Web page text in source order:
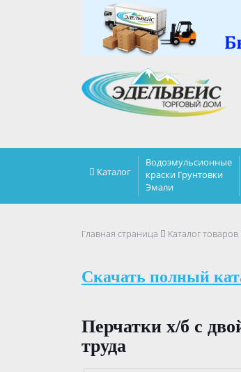
Каталог
Водоэмульсионные
краски Грунтовки
Эмали
Главная страница Каталог товаров
Скачать полный
Перчатки х/б с
труда